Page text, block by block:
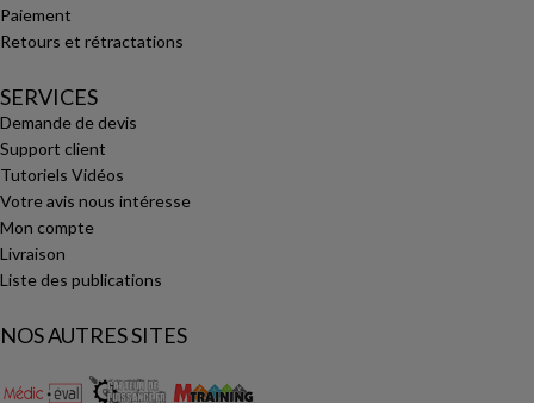
Paiement
Retours et rétractations
SERVICES
Demande de devis
Support client
Tutoriels Vidéos
Votre avis nous intéresse
Mon compte
Livraison
Liste des publications
NOS AUTRES SITES